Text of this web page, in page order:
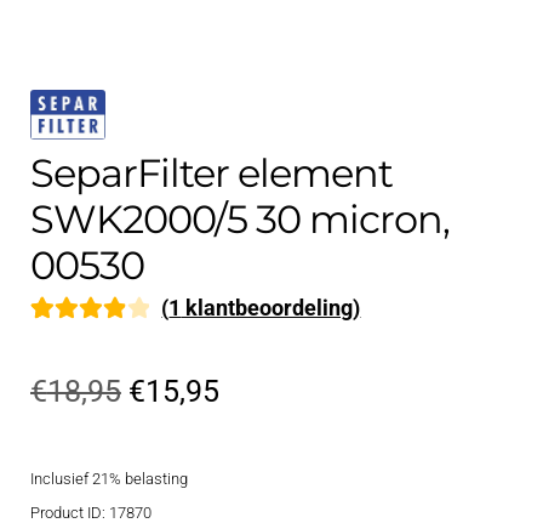
SeparFilter element
SWK2000/5 30 micron,
00530
op 5
op
klantbeoor
(1 klantbeoordeling)
€18,95 Oorspronkelijke
was:
€15,95Huidige
Inclusief 21% belasting
Product ID: 17870